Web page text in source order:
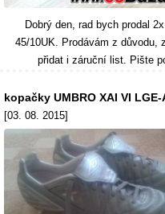
Dobrý den, rad bych prodal
45/10UK. Prodávám z důvodu,
přidat i záruční list. Pište
kopačky UMBRO XAI VI LGE-
[03. 08. 2015]